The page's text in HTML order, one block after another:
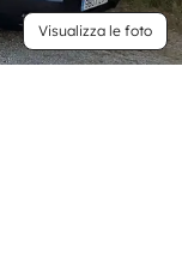
Visualizza le foto